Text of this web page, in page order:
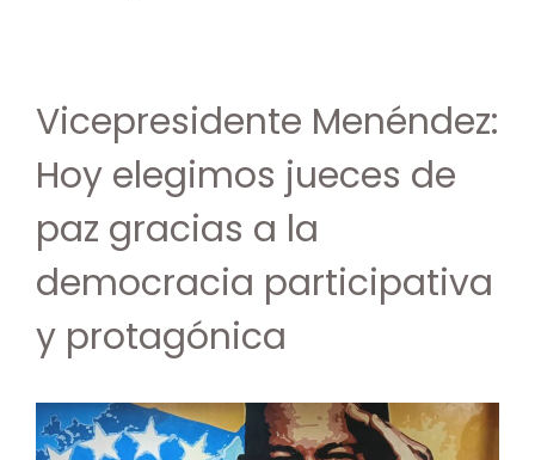
Vicepresidente Menéndez:
Hoy elegimos jueces de
paz gracias a la
democracia participativa
y protagónica